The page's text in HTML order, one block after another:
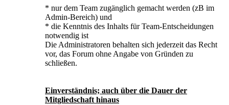
* nur dem Team zugänglich gemacht werden (zB im
Admin-Bereich) und
* die Kenntnis des Inhalts für Team-Entscheidungen
notwendig ist
Die Administratoren behalten sich jederzeit das Recht
vor, das Forum ohne Angabe von Gründen zu
schließen.
Einverständnis; auch über die Dauer der
Mitgliedschaft hinaus